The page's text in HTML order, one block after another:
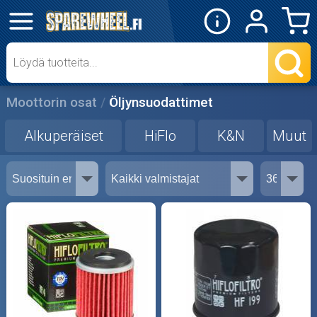
✕
Mopon osat
Skootterin osat
Crossipyörän osat
Moottoripyörän osat
Moottorikelkan osat
Mopoauton osat
Mönkijän osat
Moottorin osat Öljynsuodattimet
Alkuperäiset HiFlo K&N Muut